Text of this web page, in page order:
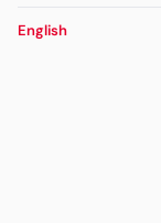
English